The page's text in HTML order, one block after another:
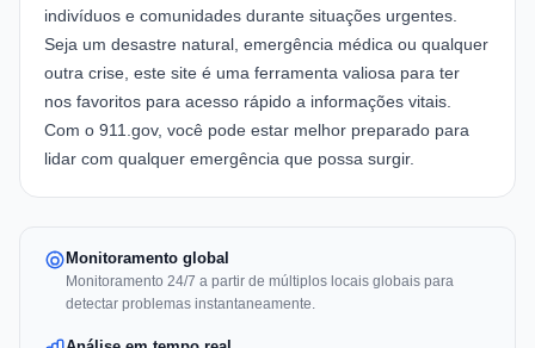
indivíduos e comunidades durante situações urgentes.
Seja um desastre natural, emergência médica ou qualquer
outra crise, este site é uma ferramenta valiosa para ter
nos favoritos para acesso rápido a informações vitais.
Com o 911.gov, você pode estar melhor preparado para
lidar com qualquer emergência que possa surgir.
Monitoramento global
Monitoramento 24/7 a partir de múltiplos locais globais para
detectar problemas instantaneamente.